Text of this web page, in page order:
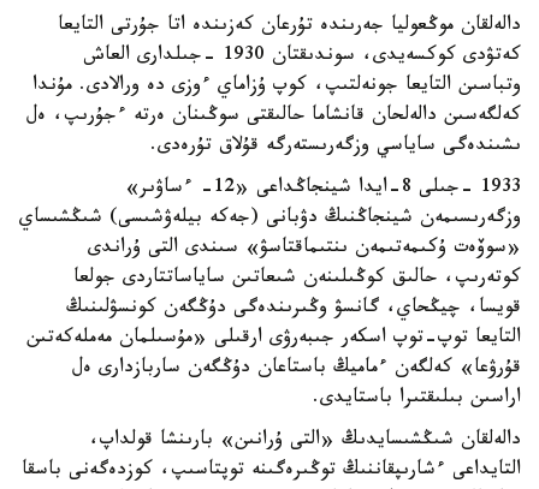
دالەلقان موڭعوليا جەرىندە تۇرعان كەزىندە اتا جۇرتى التايعا
كەتۋدى كوكسەيدى، سوندىقتان 1930 -جىلدارى العاش
وتباسىن التايعا جونەلتىپ، كوپ ۇزاماي ءوزى دە ورالادى. مۇندا
كەلگەسىن دالەلحان قانشاما حالىقتى سوڭىنان ەرتە ءجۇرىپ، ەل
ىشىندەگى ساياسي وزگەرىستەرگە قۇلاق تۇرەدى.
1933 -جىلى 8-ايدا شينجاڭداعى «12- ءساۋىر»
وزگەرىسىمەن شينجاڭنىڭ دۋبانى (جەكە بيلەۋشىسى) شىڭشىساي
«سوۆەت ۇكىمەتىمەن ىنتىماقتاسۋ» سىندى التى ۇراندى
كوتەرىپ، حالىق كوڭىلىنەن شىعاتىن ساياساتتاردى جولعا
قويسا، چيڭحاي، گانسۋ وڭىرىندەگى دۇڭگەن كونسۋلىنىڭ
التايعا توپ-توپ اسكەر جىبەرۋى ارقىلى «مۇسىلمان مەملەكەتىن
قۇرۋعا» كەلگەن ءماميڭ باستاعان دۇڭگەن ساربازدارى ەل
اراسىن بىلىقتىرا باستايدى.
دالەلقان شىڭشىسايدىڭ «التى ۇرانىن» بارىنشا قولداپ،
التايداعى ءشارىپقاننىڭ توڭىرەگىنە توپتاسىپ، كوزدەگەنى باسقا